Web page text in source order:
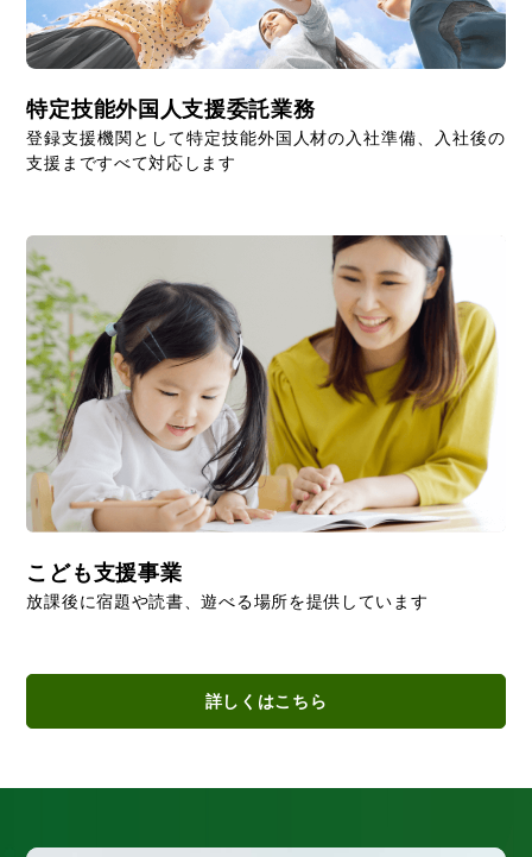
特定技能外国人支援委託業務
登録支援機関として特定技能外国人材の入社準備、入社後の
支援まですべて対応します
こども支援事業
放課後に宿題や読書、遊べる場所を提供しています
詳しくはこちら